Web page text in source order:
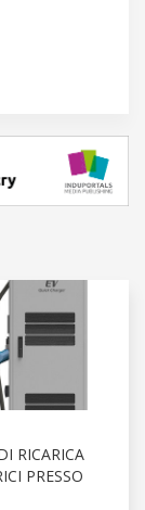
RICARICA
PRESSO